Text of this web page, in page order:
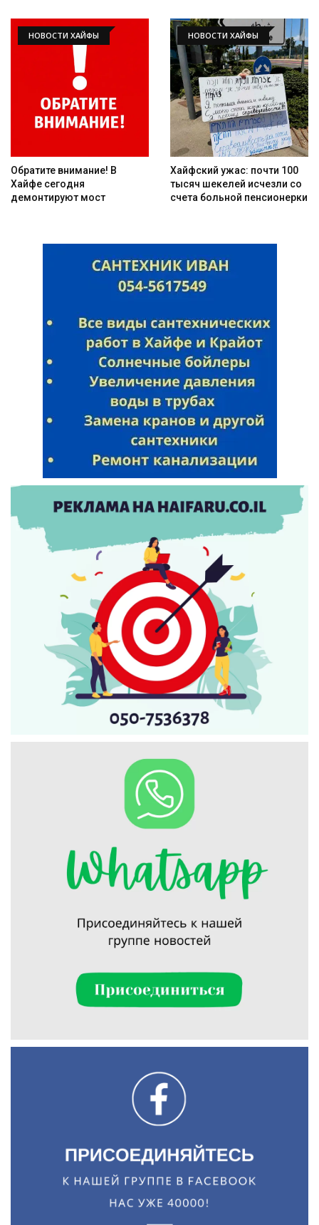
НОВОСТИ ХАЙФЫ
Обратите внимание! В
Хайфе сегодня
демонтируют мост
НОВОСТИ ХАЙФЫ
Хайфский ужас: почти 100
тысяч шекелей исчезли со
счета больной пенсионерки